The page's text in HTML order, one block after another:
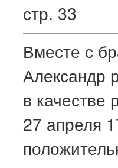
стр. 33
Вместе с
Александр
в качестве
27 апреля